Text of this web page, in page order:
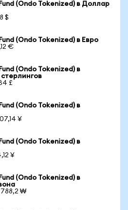
(Ondo Tokenized) в Доллар
$
(Ondo Tokenized) в Евро
€
(Ondo Tokenized) в
£
(Ondo Tokenized) в
¥
(Ondo Tokenized) в
¥
(Ondo Tokenized) в
788,2 ₩